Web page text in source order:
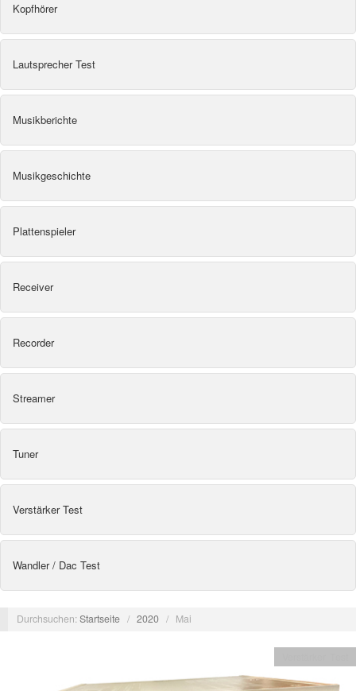
Kopfhörer
Lautsprecher Test
Musikberichte
Musikgeschichte
Plattenspieler
Receiver
Recorder
Streamer
Tuner
Verstärker Test
Wandler / Dac Test
Durchsuchen:Startseite / 2020 / Mai